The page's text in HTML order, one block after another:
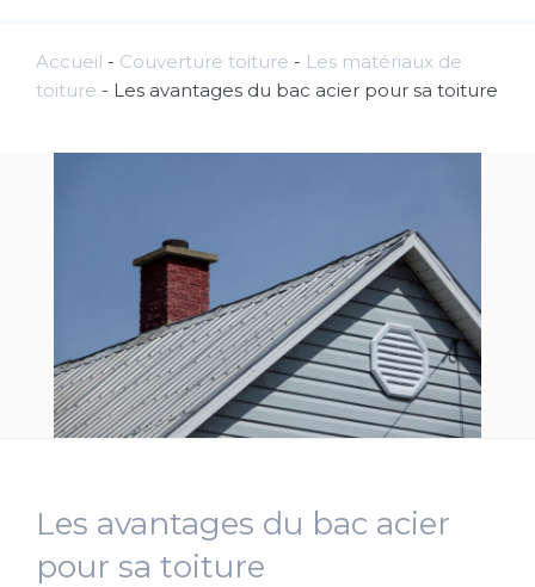
Accueil - Couverture toiture - Les matériaux de
toiture - Les avantages du bac acier pour sa toiture
Les avantages du bac acier
pour sa toiture